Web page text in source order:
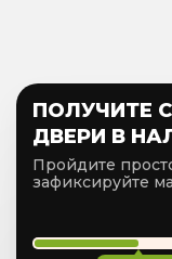
ПОЛУЧИТЕ
ДВЕРИ В
Пройдите
зафиксируйте